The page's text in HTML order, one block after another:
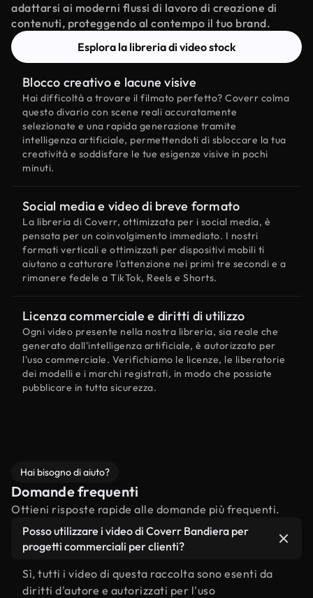
adattarsi ai moderni flussi di lavoro di creazione di
contenuti, proteggendo al contempo il tuo brand.
Esplora la libreria di video stock
Blocco creativo e lacune visive
Hai difficoltà a trovare il filmato perfetto? Coverr colma
questo divario con scene reali accuratamente
selezionate e una rapida generazione tramite
intelligenza artificiale, permettendoti di sbloccare la tua
creatività e soddisfare le tue esigenze visive in pochi
minuti.
Social media e video di breve formato
La libreria di Coverr, ottimizzata per i social media, è
pensata per un coinvolgimento immediato. I nostri
formati verticali e ottimizzati per dispositivi mobili ti
aiutano a catturare l'attenzione nei primi tre secondi e a
rimanere fedele a TikTok, Reels e Shorts.
Licenza commerciale e diritti di utilizzo
Ogni video presente nella nostra libreria, sia reale che
generato dall'intelligenza artificiale, è autorizzato per
l'uso commerciale. Verifichiamo le licenze, le liberatorie
dei modelli e i marchi registrati, in modo che possiate
pubblicare in tutta sicurezza.
Hai bisogno di aiuto?
Domande frequenti
Ottieni risposte rapide alle domande più frequenti.
Posso utilizzare i video di Coverr Bandiera per
progetti commerciali per clienti?
Sì, tutti i video di questa raccolta sono esenti da
diritti d'autore e autorizzati per l'uso